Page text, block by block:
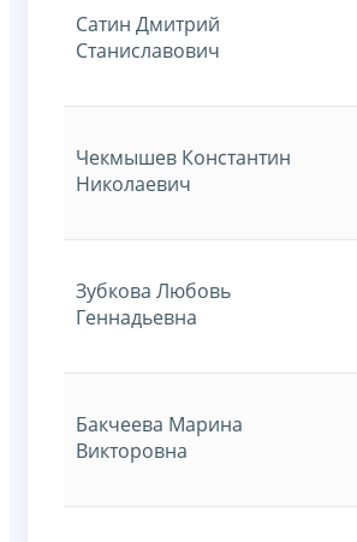
Сатин Дмитрий
Станиславович
Чекмышев Константин
Николаевич
Зубкова Любовь
Геннадьевна
Бакчеева Марина
Викторовна